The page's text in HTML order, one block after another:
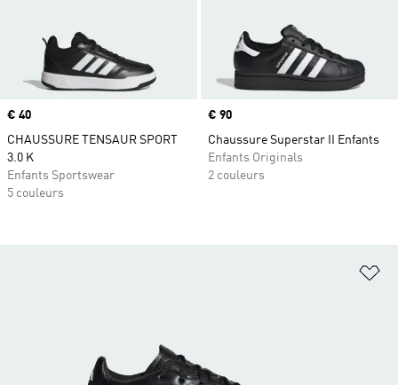
Prix
€ 40
CHAUSSURE TENSAUR SPORT
3.0 K
Enfants Sportswear
5 couleurs
Prix
€ 90
Chaussure Superstar II Enfants
Enfants Originals
2 couleurs